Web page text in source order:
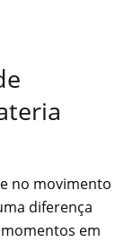
no movimento
diferença
em